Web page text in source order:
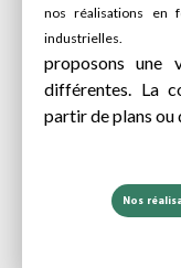
nos réalisations en
proposons une
différentes. La
partir de plans ou
Nos